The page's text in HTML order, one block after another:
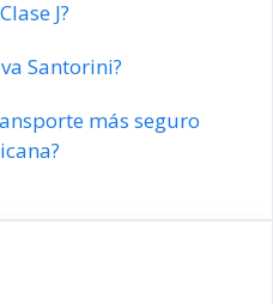
J?
Santorini?
más seguro